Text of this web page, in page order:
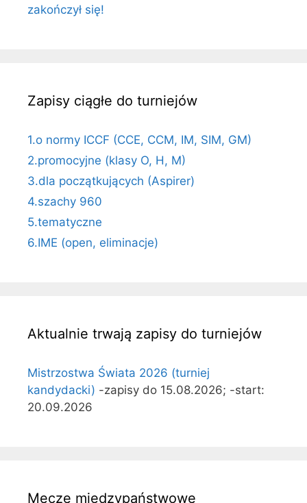
zakończył się!
Zapisy ciągłe do turniejów
1.o normy ICCF (CCE, CCM, IM, SIM, GM)
2.promocyjne (klasy O, H, M)
3.dla początkujących (Aspirer)
4.szachy 960
5.tematyczne
6.IME (open, eliminacje)
Aktualnie trwają zapisy do turniejów
Mistrzostwa Świata 2026 (turniej
kandydacki) -zapisy do 15.08.2026; -start:
20.09.2026
Mecze międzypaństwowe